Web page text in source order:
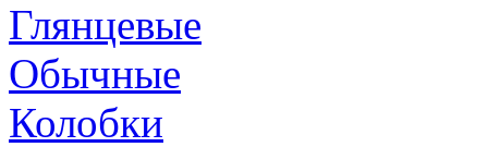
Глянцевые
Обычные
Колобки